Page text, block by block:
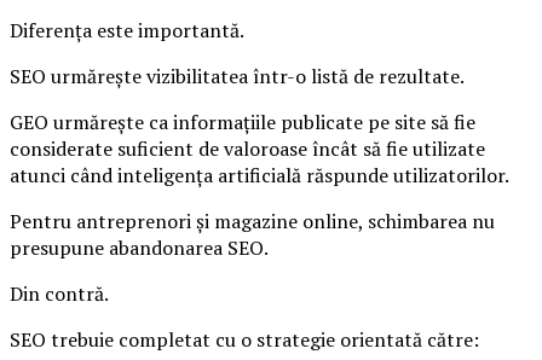
Diferența este importantă.
SEO urmărește vizibilitatea într-o listă de rezultate.
GEO urmărește ca informațiile publicate pe site să fie
considerate suficient de valoroase încât să fie utilizate
atunci când inteligența artificială răspunde utilizatorilor.
Pentru antreprenori și magazine online, schimbarea nu
presupune abandonarea SEO.
Din contră.
SEO trebuie completat cu o strategie orientată către: